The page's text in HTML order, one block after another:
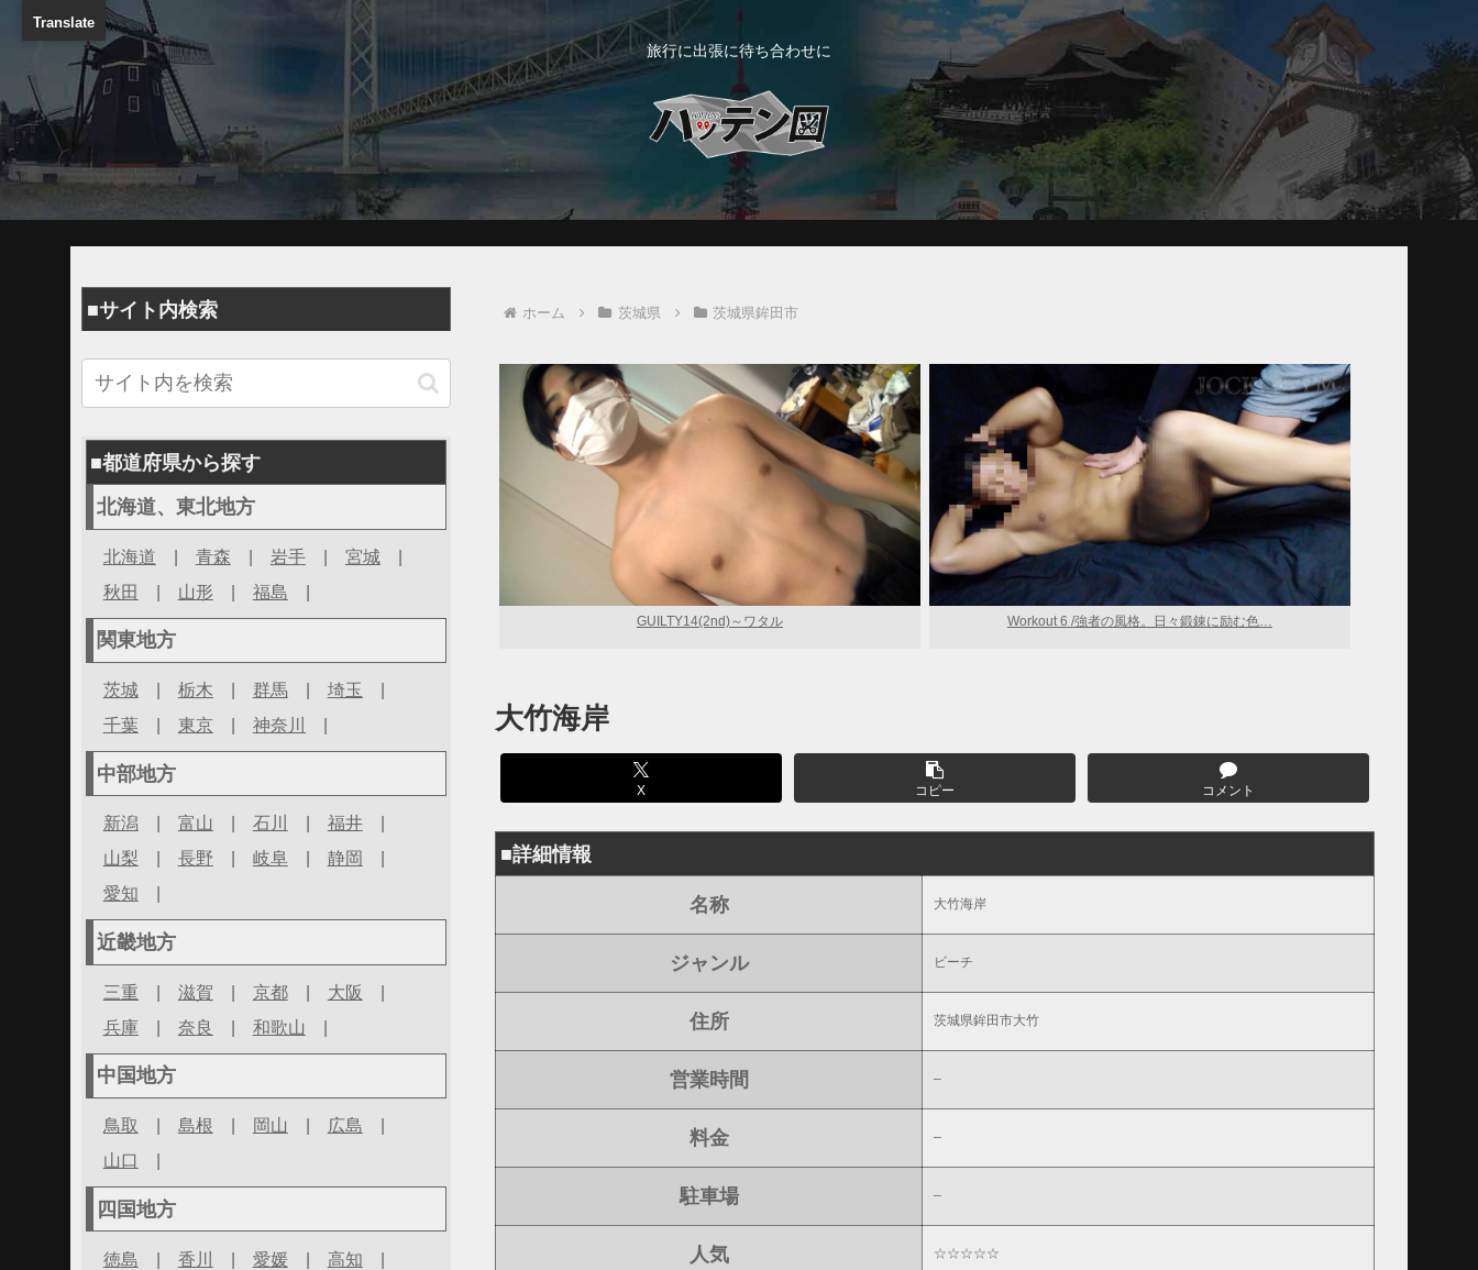
旅行に出張に待ち合わせに
ホーム 茨城県 茨城県鉾田市
GUILTY14(2nd)～ワタル Workout 6 /強者の風格。日々鍛錬に励む色…
大竹海岸
X コピー コメント
■詳細情報
名称 大竹海岸
ジャンル ビーチ
住所 茨城県鉾田市大竹
営業時間 –
料金 –
駐車場 –
人気 ☆☆☆☆☆
■サイト内検索
■都道府県から探す
北海道、東北地方
北海道 | 青森 | 岩手| 宮城|
秋田 | 山形 | 福島 |
関東地方
茨城| 栃木 | 群馬 | 埼玉 |
千葉| 東京| 神奈川 |
中部地方
新潟 富山 石川 福井|
山梨
長野 岐阜| 静岡
愛知
近畿地方
三重 | 滋賀 | 京都| 大阪 |
兵庫| 奈良 | 和歌山 |
中国地方
鳥取 | 島根 | 岡山 | 広島 |
山口 |
四国地方
徳島 | 香川 | 愛媛| 高知 |
Translate